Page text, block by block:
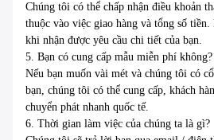
Chúng tôi có thể chấp nhận điều khoản
thuộc vào việc giao hàng và tổng số tiền.
khi nhận được yêu cầu chi tiết của bạn.
5. Bạn có cung cấp mẫu miễn phí không?
Nếu bạn muốn vài mét và chúng tôi có
bạn, chúng tôi có thể cung cấp, khách
chuyển phát nhanh quốc tế.
6. Thời gian làm việc của chúng ta là gì?